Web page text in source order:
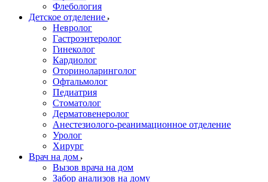
Флебология
Детское отделение
Невролог
Гастроэнтеролог
Гинеколог
Кардиолог
Оториноларинголог
Офтальмолог
Педиатрия
Стоматолог
Дерматовенеролог
Анестезиолого-реанимационное отделение
Уролог
Хирург
Врач на дом
Вызов врача на дом
Забор анализов на дому